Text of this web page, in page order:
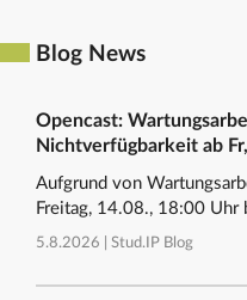
Blog News
Opencast:
Nichtverfügbarkeit ab
Aufgrund von
Freitag, 14.08., 18:00 Uhr
5.8.2026 | Stud.IP Blog